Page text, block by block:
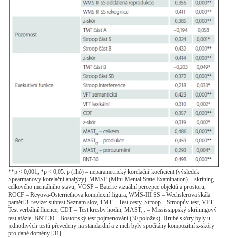
**p < 0,001, *p < 0,05. ρ (rhó) – neparametrický korelační koeficient (výsledek
Spearmanovy korelační analýzy). MMSE (Mini-Mental State Examination) – skríning
celkového mentálního stavu, VOSP – Baterie vizuální percepce objektů a prostoru,
ROCF – Reyova-Osterriethova komplexní figura, WMS-III SS – Wechslerova škála
paměti 3. revize: subtest Seznam slov, TMT – Test cesty, Stroop – Stroopův test, VFT –
Test verbální fluence, CDT – Test kresby hodin, MASTcz – Mississippský skríningový
test afázie, BNT-30 – Bostonský test pojmenování (30 položek). Hrubé skóry byly u
jednotlivých testů převedeny na standardní a z nich byly spočítány kompozitní z-skóry
pro dané domény [31].